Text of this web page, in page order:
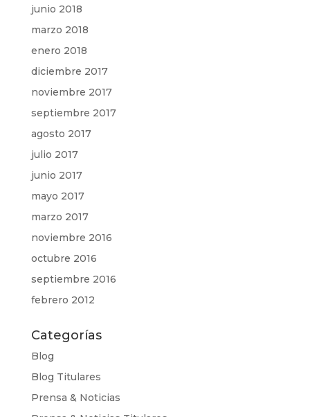
junio 2018
marzo 2018
enero 2018
diciembre 2017
noviembre 2017
septiembre 2017
agosto 2017
julio 2017
junio 2017
mayo 2017
marzo 2017
noviembre 2016
octubre 2016
septiembre 2016
febrero 2012
Categorías
Blog
Blog Titulares
Prensa & Noticias